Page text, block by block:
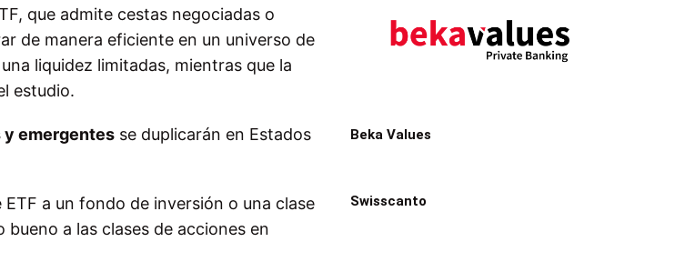
que admite cestas negociadas o
de manera eficiente en un universo de
liquidez limitadas, mientras que la
estudio.
y emergentes se duplicarán en Estados
ETF a un fondo de inversión o una clase
a las clases de acciones en
Beka Values
Swisscanto